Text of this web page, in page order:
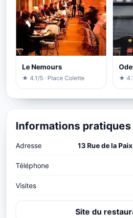
Le Nemours
★ 4.1/5 · Place Colette ★
Informations pratiques
Adresse 13 Rue de la
Téléphone
Visites
Site du